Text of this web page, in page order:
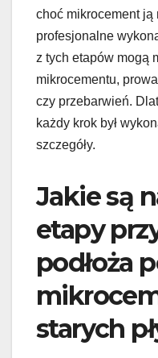
choć mikrocement ją
profesjonalne
z tych etapów mogą
mikrocementu,
czy przebarwień.
każdy krok był
szczegóły.
Jakie są
etapy
podłoża
starych